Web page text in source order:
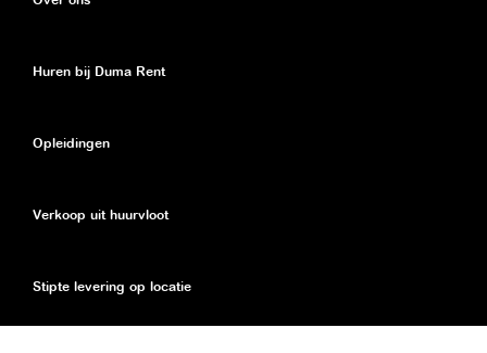
Huren bij Duma Rent
Opleidingen
Verkoop uit huurvloot
Stipte levering op locatie